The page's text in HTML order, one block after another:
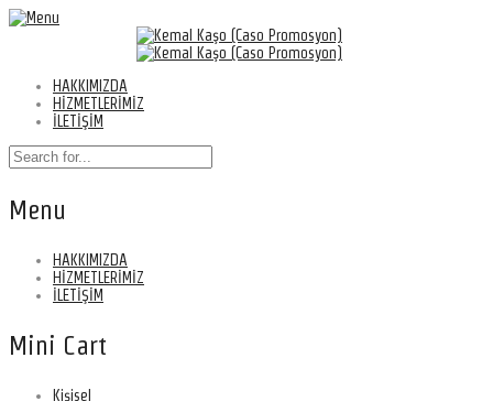
HAKKIMIZDA
HİZMETLERİMİZ
İLETİŞİM
Menu
HAKKIMIZDA
HİZMETLERİMİZ
İLETİŞİM
Mini Cart
Kişisel